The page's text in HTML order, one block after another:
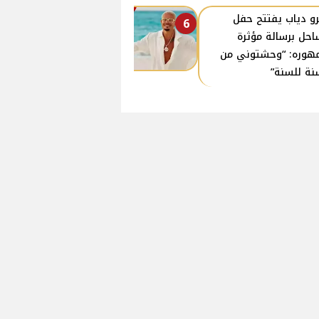
6
دياب يفتتح حفل
برسالة مؤثرة
“وحشتوني من
للسنة”